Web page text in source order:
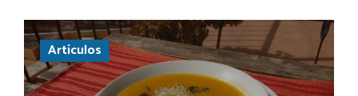
Artículos